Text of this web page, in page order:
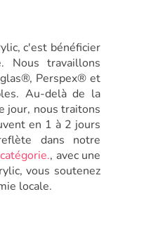
c'est bénéficier
travaillons
Perspex® et
Au-delà de la
jour, nous traitons
en 1 à 2 jours
dans notre
, avec une
vous soutenez
locale.